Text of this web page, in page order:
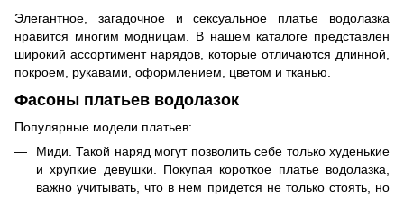
Элегантное, загадочное и сексуальное платье водолазка
нравится многим модницам. В нашем каталоге представлен
широкий ассортимент нарядов, которые отличаются длинной,
покроем, рукавами, оформлением, цветом и тканью.
Фасоны платьев водолазок
Популярные модели платьев:
Миди. Такой наряд могут позволить себе только худенькие
и хрупкие девушки. Покупая короткое платье водолазка,
важно учитывать, что в нем придется не только стоять, но